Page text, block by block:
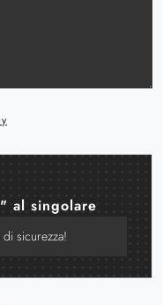
al singolare